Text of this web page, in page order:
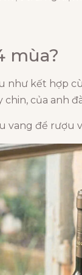
mùa?
như kết hợp
chin, của
vang để